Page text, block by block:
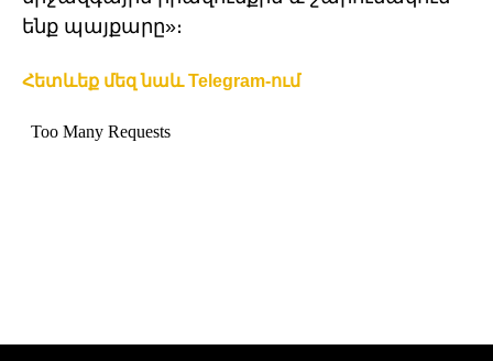
ենք պայքարը»։
Հետևեք մեզ նաև Telegram-ում